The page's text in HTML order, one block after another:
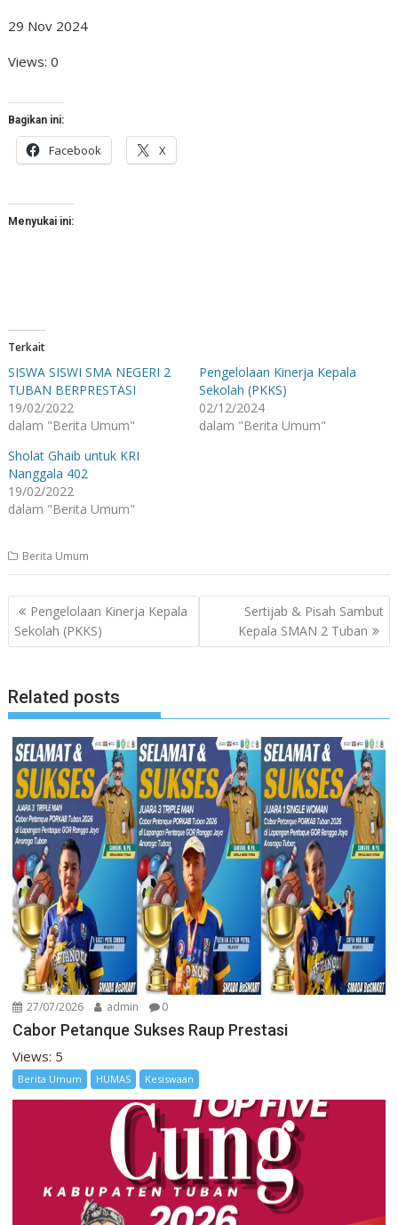
29 Nov 2024
Views: 0
Bagikan ini:
Facebook X
Menyukai ini:
Terkait
SISWA SISWI SMA NEGERI 2
TUBAN BERPRESTASI
19/02/2022
dalam "Berita Umum"
Pengelolaan Kinerja Kepala
Sekolah (PKKS)
02/12/2024
dalam "Berita Umum"
Sholat Ghaib untuk KRI
Nanggala 402
19/02/2022
dalam "Berita Umum"
Berita Umum
Navigasi
pos
Pengelolaan Kinerja Kepala
Sekolah (PKKS)
Sertijab & Pisah Sambut
Kepala SMAN 2 Tuban
Related posts
27/07/2026 admin 0
Cabor Petanque Sukses Raup Prestasi
Views: 5
Berita Umum HUMAS Kesiswaan